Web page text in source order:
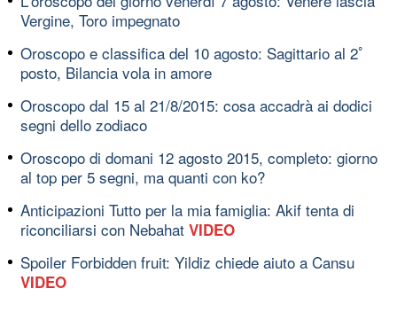
Vergine, Toro impegnato
Oroscopo e classifica del 10 agosto: Sagittario al 2ﾟ
posto, Bilancia vola in amore
Oroscopo dal 15 al 21/8/2015: cosa accadrà ai dodici
segni dello zodiaco
Oroscopo di domani 12 agosto 2015, completo: giorno
al top per 5 segni, ma quanti con ko?
Anticipazioni Tutto per la mia famiglia: Akif tenta di
riconciliarsi con Nebahat VIDEO
Spoiler Forbidden fruit: Yildiz chiede aiuto a Cansu
VIDEO